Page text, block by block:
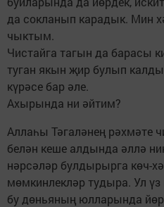
да сокланып карадык. Мин
чыктым.
Чистайга тагын да барасы
туган якын җир булып
күрәсе бар әле.
Ахырында ни әйтим?
Аллаһы Тәгаләнең рәхмәте
белән кеше алдында әллә
нәрсәләр булдырырга көч-
мөмкинлекләр тудыра. Ул үз
бу дөньяның юлларында